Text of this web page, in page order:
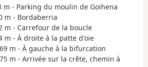
m - Parking du moulin de Goihena
m - Bordaberria
m - Carrefour de la boucle
m - À droite à la patte d'oie
m - À gauche à la bifurcation
m - Arrivée sur la crête, chemin à